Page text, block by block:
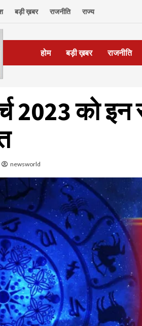
बड़ी ख़बर राजनीति राज्य
होम बड़ी ख़बर राजनीति
2023 को इन
newsworld